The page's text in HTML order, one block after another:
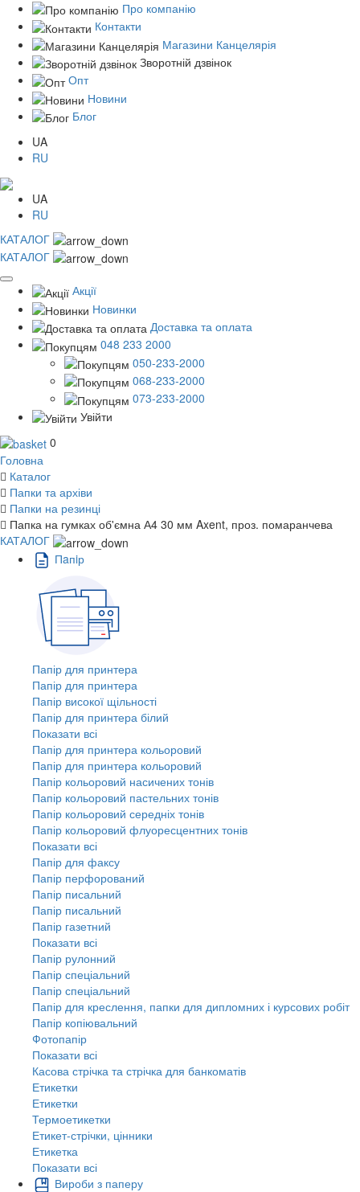
Про компанію
Контакти
Магазини Канцелярія
Зворотній дзвінок
Опт
Новини
Блог
UA
RU
UA
RU
КАТАЛОГ
КАТАЛОГ
Акції
Новинки
Доставка та оплата
048 233 2000
050-233-2000
068-233-2000
073-233-2000
Увійти
0
Головна
Каталог
Папки та архіви
Папки на резинці
Папка на гумках об'ємна А4 30 мм Axent, проз. помаранчева
КАТАЛОГ
Пaпiр
Папір для принтера
Папір для принтера
Папір високої щільності
Папір для принтера білий
Показати всі
Папір для принтера кольоровий
Папір для принтера кольоровий
Папір кольоровий насичених тонів
Папір кольоровий пастельних тонів
Папір кольоровий середніх тонів
Папір кольоровий флуоресцентних тонів
Показати всі
Папір для факсу
Папір перфорований
Папір писальний
Папір писальний
Папір газетний
Показати всі
Папір рулонний
Папір спеціальний
Папір спеціальний
Папір для креслення, папки для дипломних і курсових робіт
Папір копіювальний
Фотопапір
Показати всі
Касова стрічка та стрічка для банкоматів
Етикетки
Етикетки
Термоетикетки
Етикет-стрічки, цінники
Етикетка
Показати всі
Вироби з паперу